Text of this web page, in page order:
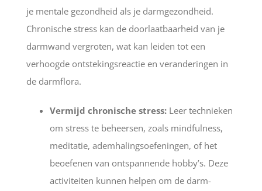
je mentale gezondheid als je darmgezondheid.
Chronische stress kan de doorlaatbaarheid van je
darmwand vergroten, wat kan leiden tot een
verhoogde ontstekingsreactie en veranderingen in
de darmflora.
Vermijd chronische stress:Leer technieken
om stress te beheersen, zoals mindfulness,
meditatie, ademhalingsoefeningen, of het
beoefenen van ontspannende hobby’s. Deze
activiteiten kunnen helpen om de darm-